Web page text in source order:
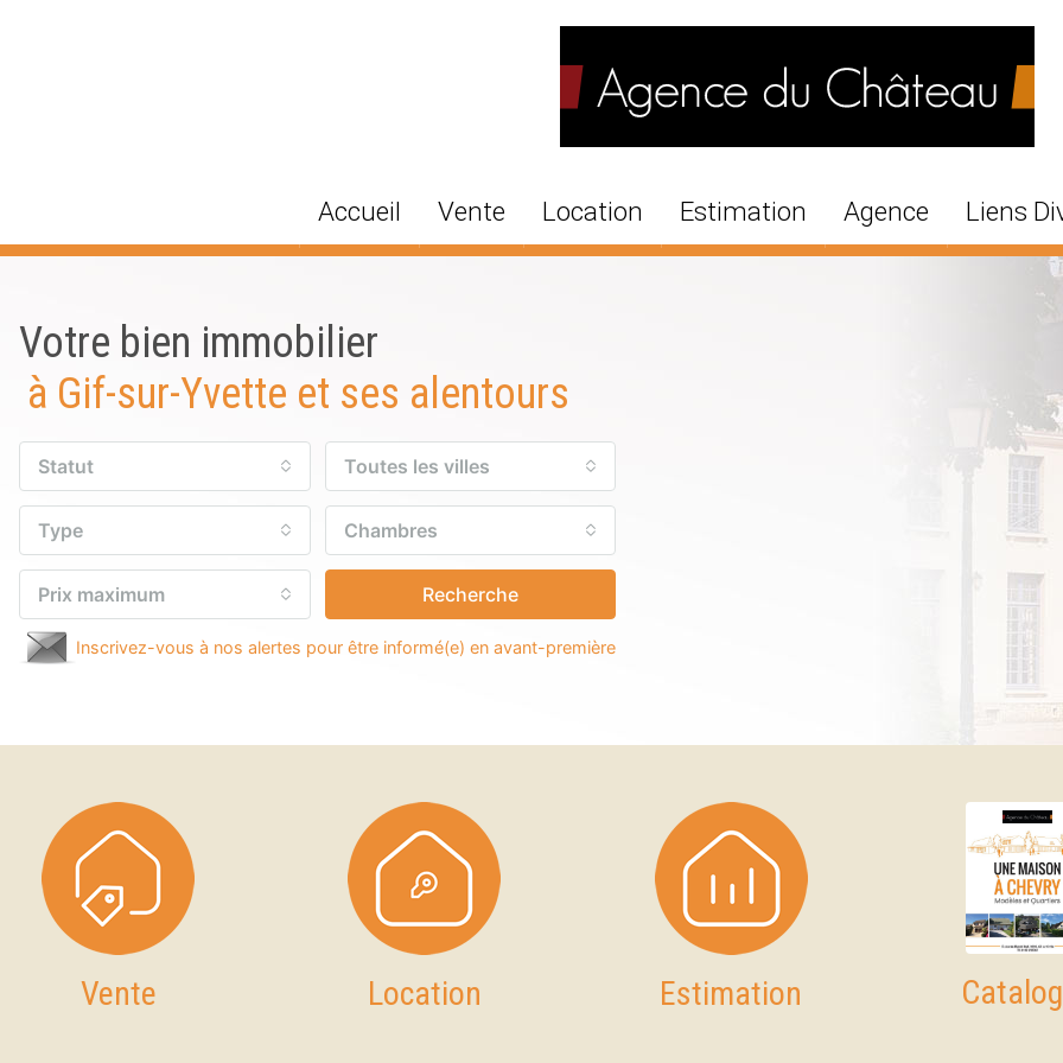
Accueil Vente Location Estimation Agence Liens
Votre bien immobilier
à Gif-sur-Yvette et ses alentours
Statut Toutes les villes
Type Chambres
Prix maximum Recherche
Inscrivez-vous à nos alertes pour être informé(e) en avant-première
Vente Location Estimation